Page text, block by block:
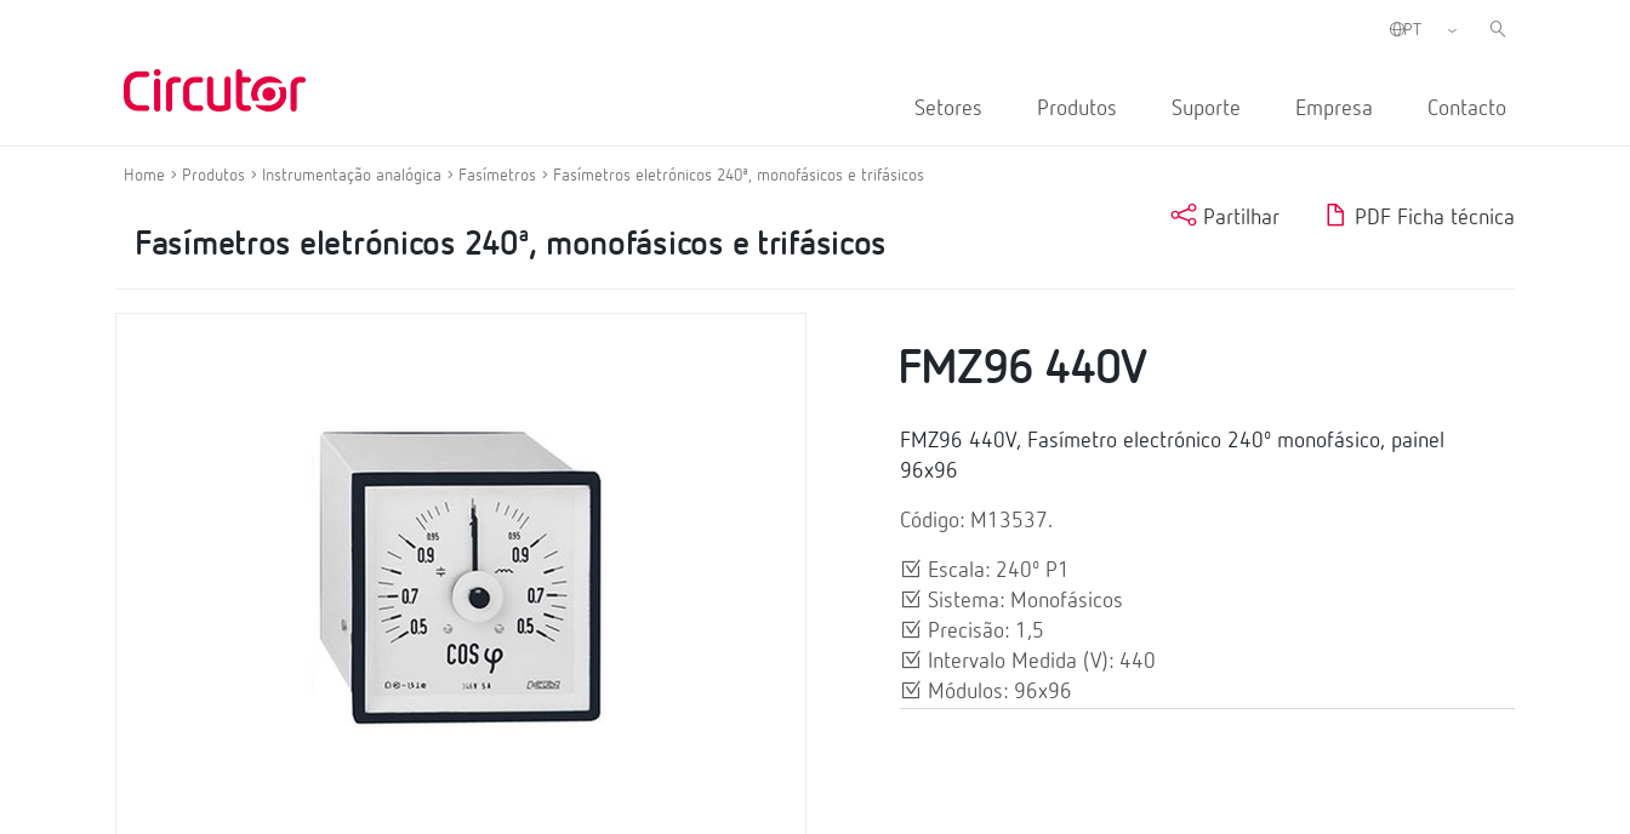
Setores Produtos Suporte Empresa Contacto
Home Produtos Instrumentação analógica Fasímetros Fasímetros eletrónicos 240ª, monofásicos e trifásicos
Fasímetros eletrónicos 240ª, monofásicos e trifásicos
Partilhar PDF Ficha técnica
FMZ96 440V
FMZ96 440V, Fasímetro electrónico 240º monofásico, painel
96x96
Código: M13537.
Escala: 240º P1
Sistema: Monofásicos
Precisão: 1,5
Intervalo Medida (V): 440
Módulos: 96x96